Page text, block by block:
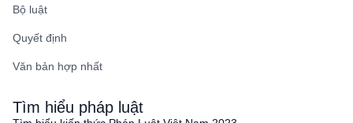
Bộ luật
Quyết định
Văn bản hợp nhất
Tìm hiểu pháp luật